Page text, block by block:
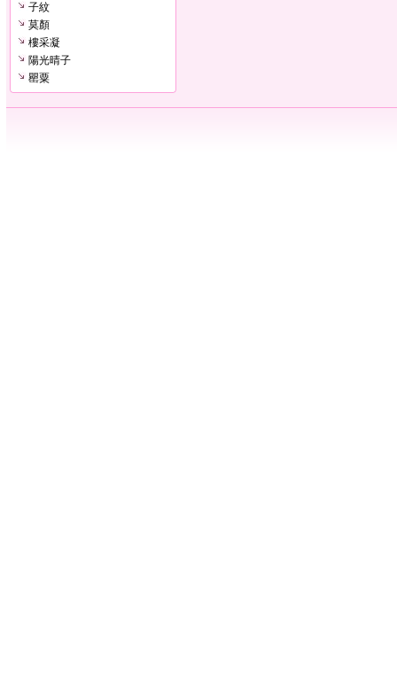
子紋
莫顏
樓采凝
陽光晴子
罌粟